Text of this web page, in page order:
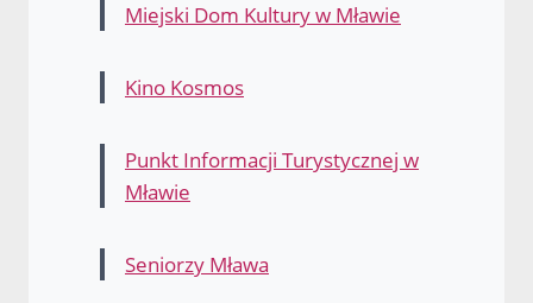
Miejski Dom Kultury w Mławie
Kino Kosmos
Punkt Informacji Turystycznej w
Mławie
Seniorzy Mława